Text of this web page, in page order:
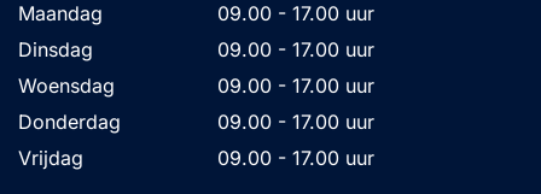
Maandag
09.00 - 17.00 uur
Dinsdag
09.00 - 17.00 uur
Woensdag
09.00 - 17.00 uur
Donderdag
09.00 - 17.00 uur
Vrijdag
09.00 - 17.00 uur